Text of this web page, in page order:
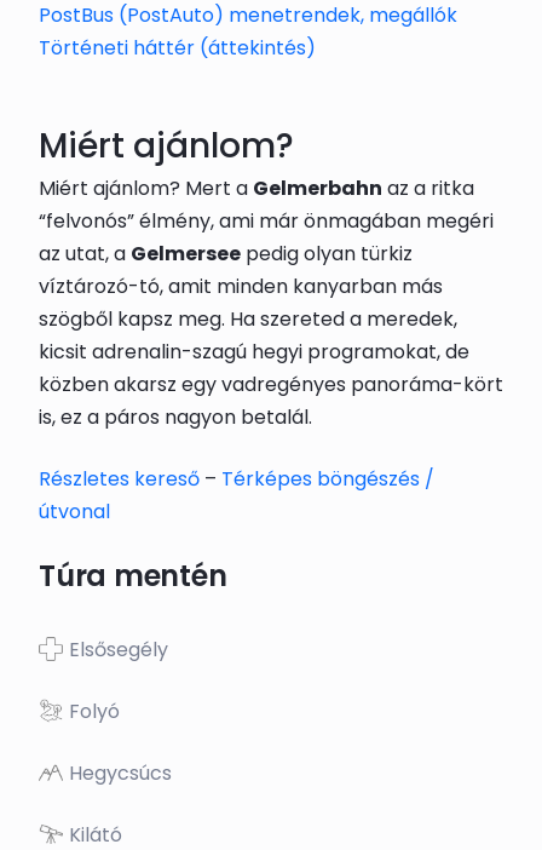
PostBus (PostAuto) menetrendek, megállók
Történeti háttér (áttekintés)
Miért ajánlom?
Miért ajánlom? Mert a Gelmerbahn az a ritka
“felvonós” élmény, ami már önmagában megéri
az utat, a Gelmersee pedig olyan türkiz
víztározó-tó, amit minden kanyarban más
szögből kapsz meg. Ha szereted a meredek,
kicsit adrenalin-szagú hegyi programokat, de
közben akarsz egy vadregényes panoráma-kört
is, ez a páros nagyon betalál.
Részletes kereső – Térképes böngészés /
útvonal
Túra mentén
Elsősegély
Folyó
Hegycsúcs
Kilátó